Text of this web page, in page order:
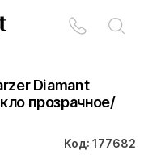
Diamant
прозрачное/
Код: 177682